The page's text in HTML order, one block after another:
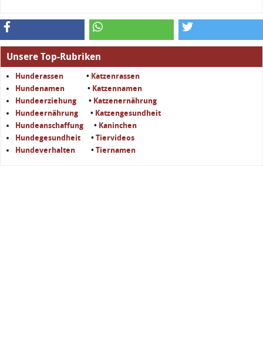
Unsere Top-Rubriken
Hunderassen • Katzenrassen
Hundenamen
• Katzennamen
Hundeerziehung • Katzenernährung
Hundeernährung • Katzengesundheit
Hundeanschaffung • Kaninchen
Hundegesundheit • Tiervideos
Hundeverhalten • Tiernamen